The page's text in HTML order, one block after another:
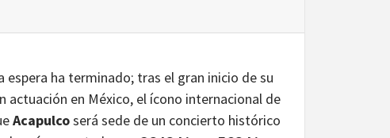
espera ha terminado; tras el gran inicio de su
actuación en México, el ícono internacional de
Acapulcoserá sede de un concierto histórico